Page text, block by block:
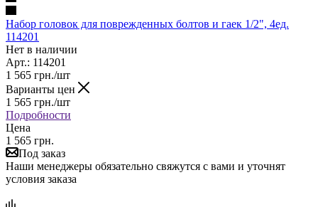
Набор головок для поврежденных болтов и гаек 1/2", 4ед.
114201
Нет в наличии
Арт.: 114201
1 565 грн./шт
Варианты цен
1 565 грн./шт
Подробности
Цена
1 565 грн.
Под заказ
Наши менеджеры обязательно свяжутся с вами и уточнят
условия заказа